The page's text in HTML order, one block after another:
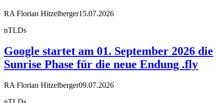
RA Florian Hitzelberger15.07.2026
nTLDs
Google startet am 01. September 2026 die
Sunrise Phase für die neue Endung .fly
RA Florian Hitzelberger09.07.2026